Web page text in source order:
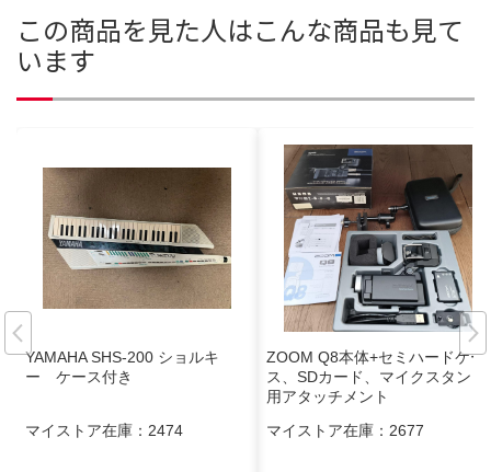
この商品を見た人はこんな商品も見て
います
YAMAHA SHS-200 ショルキ
ー ケース付き
マイストア在庫： 2474
ZOOM Q8本体+セミハードケー
ス、SDカード、マイクスタンド
用アタッチメント
マイストア在庫： 2677